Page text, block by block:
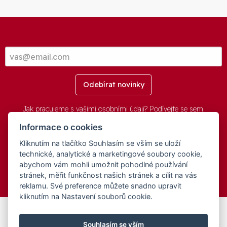
Odebírat novinky
Jak pracujeme s vašimi osobními údaji? Podívejte se sem.
© 2016-2026 -aGovernment.cz&Obec Oznice. Software:
aGovernment, Verze:4.0.1.1 - Beta. Číslo Licence: 74274001
Všechna práva vyhrazenaOchrana osobních údajů,Přístupnost
Tento web byl spolufinancován v rámci programu
Informace o cookies
Kliknutím na tlačítko Souhlasím se vším se uloží
technické, analytické a marketingové soubory cookie,
abychom vám mohli umožnit pohodlné používání
stránek, měřit funkčnost našich stránek a cílit na vás
reklamu. Své preference můžete snadno upravit
kliknutím na Nastavení souborů cookie.
Souhlasím se vším